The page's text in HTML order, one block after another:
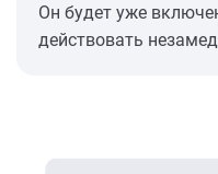
Он будет уже
действовать